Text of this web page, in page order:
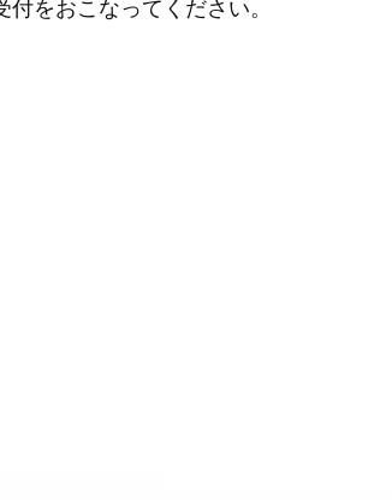
付をおこなってください。